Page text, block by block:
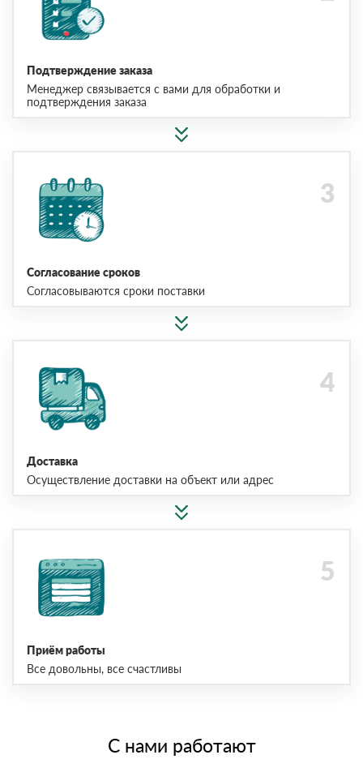
Подтверждение заказа
Менеджер связывается с вами для обработки и
подтверждения заказа
Согласование сроков
Согласовываются сроки поставки
Доставка
Осуществление доставки на объект или адрес
Приём работы
Все довольны, все счастливы
С нами работают